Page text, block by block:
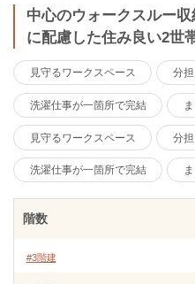
中心のウォークスルー
に配慮した住み良い2世
見守るワークスペース 分
洗濯仕事が一箇所で完結
見守るワークスペース 分
洗濯仕事が一箇所で完結
階数
#3階建